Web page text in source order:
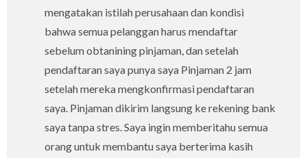
mengatakan istilah perusahaan dan kondisi
bahwa semua pelanggan harus mendaftar
sebelum obtanining pinjaman, dan setelah
pendaftaran saya punya saya Pinjaman 2 jam
setelah mereka mengkonfirmasi pendaftaran
saya. Pinjaman dikirim langsung ke rekening bank
saya tanpa stres. Saya ingin memberitahu semua
orang untuk membantu saya berterima kasih